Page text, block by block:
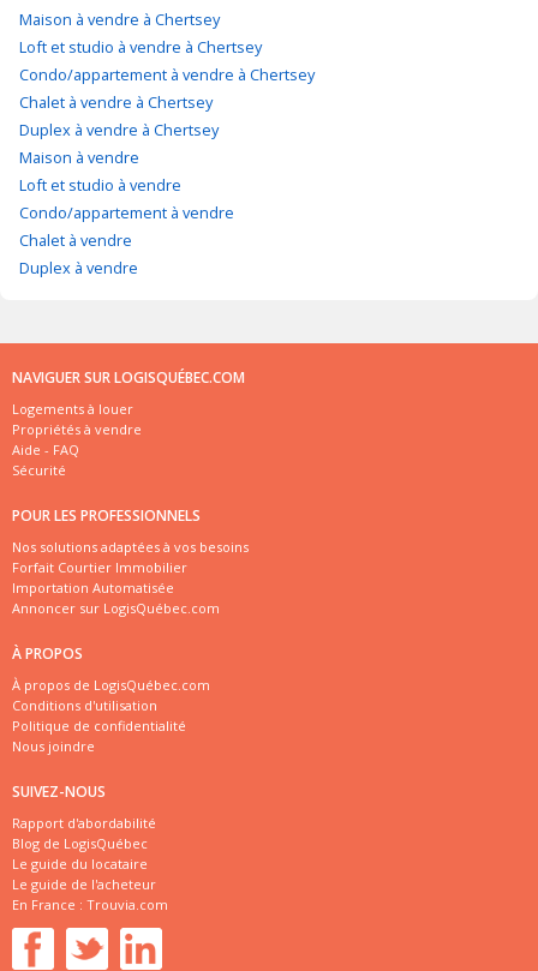
Maison à vendre à Chertsey
Loft et studio à vendre à Chertsey
Condo/appartement à vendre à Chertsey
Chalet à vendre à Chertsey
Duplex à vendre à Chertsey
Maison à vendre
Loft et studio à vendre
Condo/appartement à vendre
Chalet à vendre
Duplex à vendre
NAVIGUER SUR LOGISQUÉBEC.COM
Logements à louer
Propriétés à vendre
Aide - FAQ
Sécurité
POUR LES PROFESSIONNELS
Nos solutions adaptées à vos besoins
Forfait Courtier Immobilier
Importation Automatisée
Annoncer sur LogisQuébec.com
À PROPOS
À propos de LogisQuébec.com
Conditions d'utilisation
Politique de confidentialité
Nous joindre
SUIVEZ-NOUS
Rapport d'abordabilité
Blog de LogisQuébec
Le guide du locataire
Le guide de l'acheteur
En France : Trouvia.com